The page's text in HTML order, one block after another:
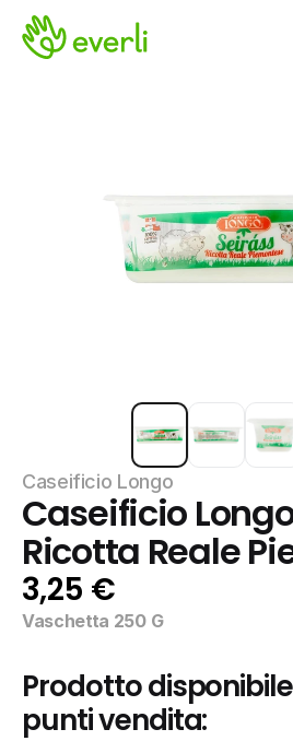
Caseificio Longo
Caseificio
Ricotta Reale
3,25 €
Vaschetta 250 G
Prodotto
punti vendita: